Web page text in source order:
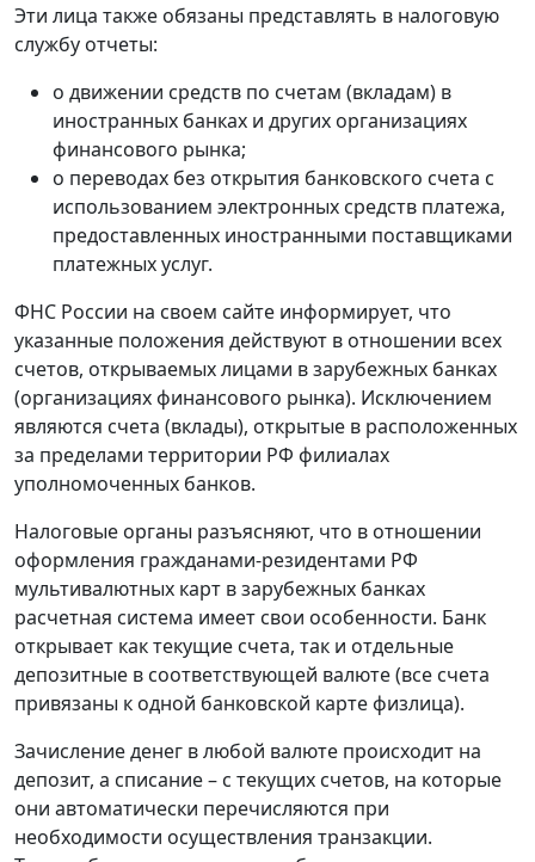
Эти лица также обязаны представлять в налоговую
службу отчеты:
о движении средств по счетам (вкладам) в
иностранных банках и других организациях
финансового рынка;
о переводах без открытия банковского счета с
использованием электронных средств платежа,
предоставленных иностранными поставщиками
платежных услуг.
ФНС России на своем сайте информирует, что
указанные положения действуют в отношении всех
счетов, открываемых лицами в зарубежных банках
(организациях финансового рынка). Исключением
являются счета (вклады), открытые в расположенных
за пределами территории РФ филиалах
уполномоченных банков.
Налоговые органы разъясняют, что в отношении
оформления гражданами-резидентами РФ
мультивалютных карт в зарубежных банках
расчетная система имеет свои особенности. Банк
открывает как текущие счета, так и отдельные
депозитные в соответствующей валюте (все счета
привязаны к одной банковской карте физлица).
Зачисление денег в любой валюте происходит на
депозит, а списание – с текущих счетов, на которые
они автоматически перечисляются при
необходимости осуществления транзакции.